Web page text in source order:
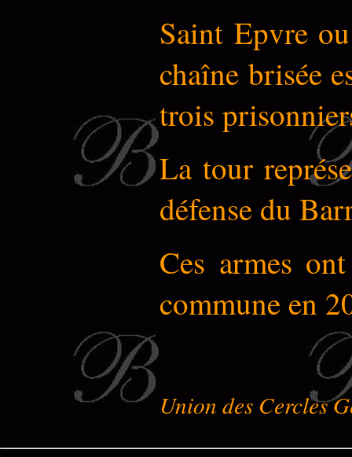
Saint Epvre
chaîne brisée
trois
La tour
défense du
Ces armes
commune en
Union des Cercles